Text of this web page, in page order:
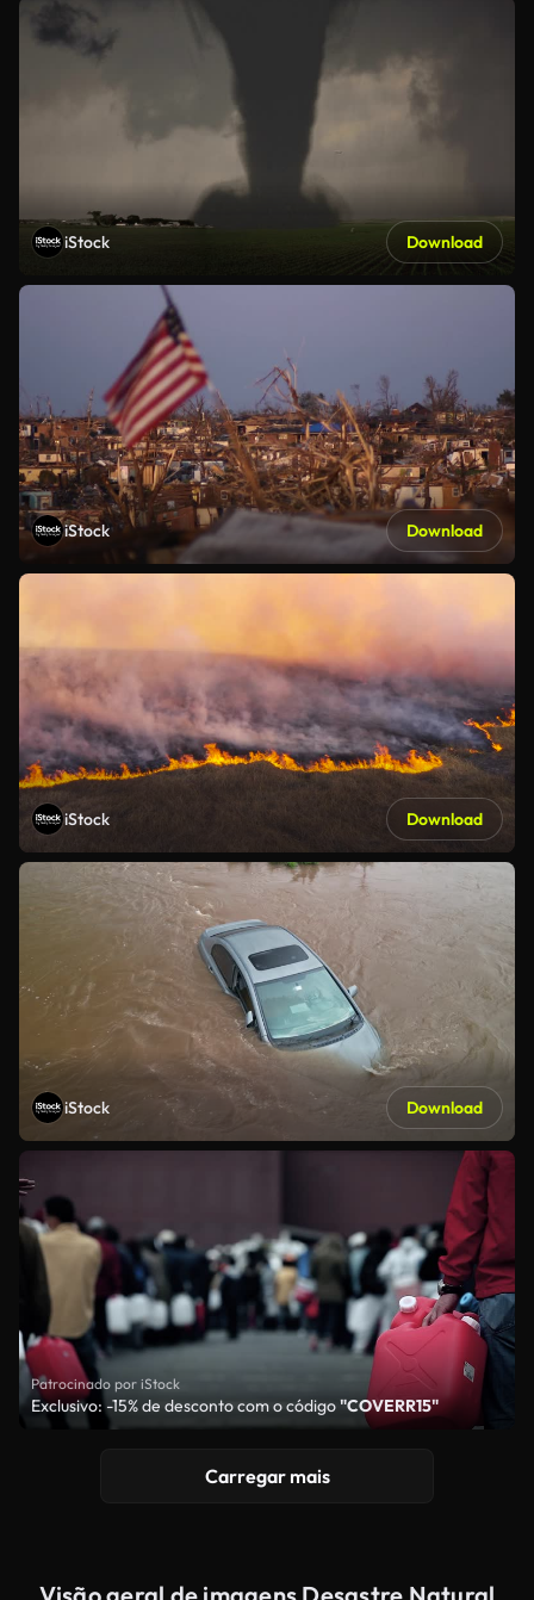
iStock Download
iStock Download
iStock Download
iStock Download
Patrocinado por iStock
Exclusivo: -15% de desconto com o código"COVERR15"
Carregar mais